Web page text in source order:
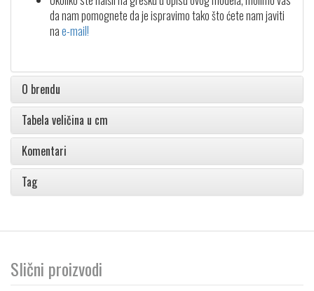
da nam pomognete da je ispravimo tako što ćete nam javiti
nae-mail!
O brendu
Tabela veličina u cm
Komentari
Tag
Slični proizvodi